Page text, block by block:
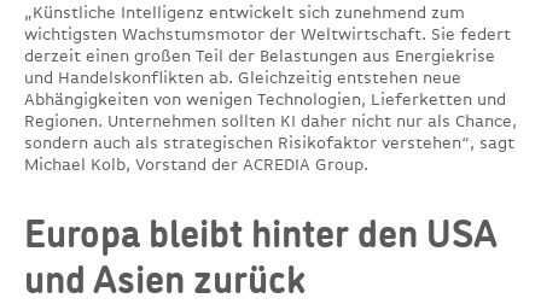
„Künstliche Intelligenz entwickelt sich zunehmend zum
wichtigsten Wachstumsmotor der Weltwirtschaft. Sie federt
derzeit einen großen Teil der Belastungen aus Energiekrise
und Handelskonflikten ab. Gleichzeitig entstehen neue
Abhängigkeiten von wenigen Technologien, Lieferketten und
Regionen. Unternehmen sollten KI daher nicht nur als Chance,
sondern auch als strategischen Risikofaktor verstehen“, sagt
Michael Kolb, Vorstand der ACREDIA Group.
Europa bleibt hinter den USA
und Asien zurück